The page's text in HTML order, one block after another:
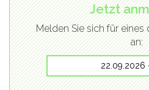
Jetzt
Melden Sie sich für
an:
22.09.2026